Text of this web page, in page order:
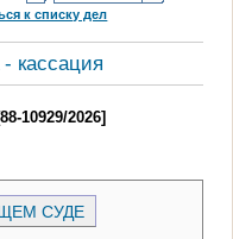
к списку дел
кассация
10929/2026]
СУДЕ